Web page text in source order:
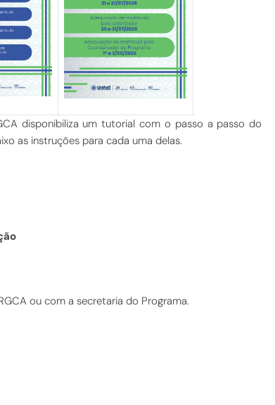
disponibiliza um tutorial com o passo a passo do
as instruções para cada uma delas.
ou com a secretaria do Programa.